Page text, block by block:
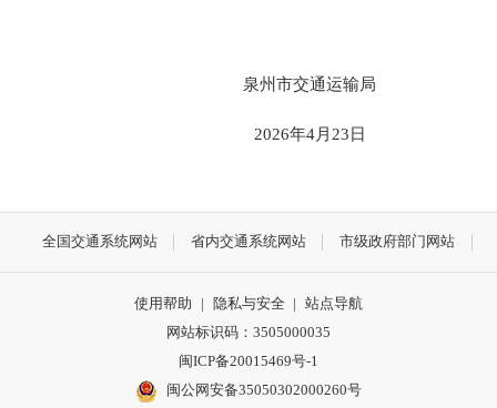
泉州市交通运输局
2026年4月23日
全国交通系统网站 省内交通系统网站 市级政府部门网站
使用帮助 | 隐私与安全 | 站点导航
网站标识码：3505000035
闽ICP备20015469号-1
闽公网安备35050302000260号